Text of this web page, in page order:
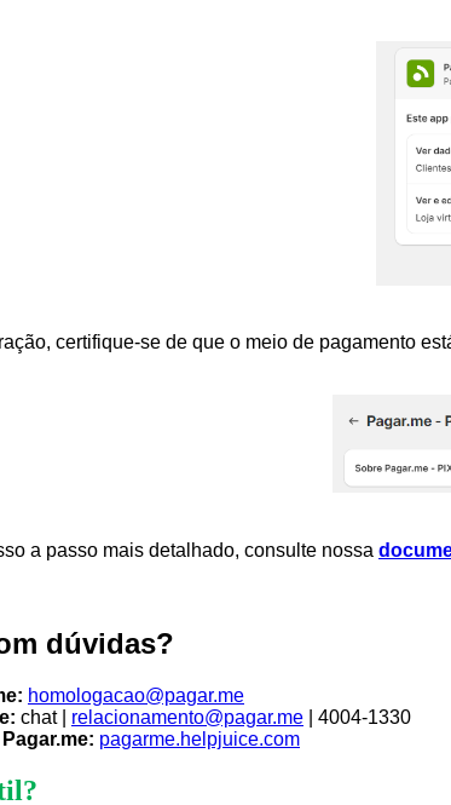
certifique-se de que o meio de pagamento
a passo mais detalhado, consulte nossa
dúvidas?
homologacao@pagar.me
chat | relacionamento@pagar.me | 4004-1330
pagarme.helpjuice.com